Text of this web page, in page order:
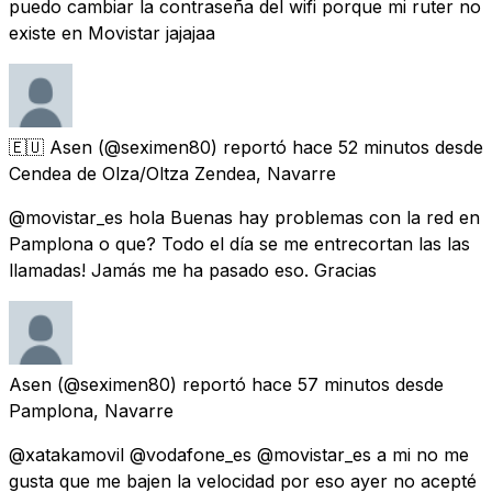
puedo cambiar la contraseña del wifi porque mi ruter no
existe en Movistar jajajaa
🇪🇺 Asen (@seximen80) reportó hace 52 minutos desde
Cendea de Olza/Oltza Zendea, Navarre
@movistar_es hola Buenas hay problemas con la red en
Pamplona o que? Todo el día se me entrecortan las las
llamadas! Jamás me ha pasado eso. Gracias
Asen (@seximen80) reportó hace 57 minutos desde
Pamplona, Navarre
@xatakamovil @vodafone_es @movistar_es a mi no me
gusta que me bajen la velocidad por eso ayer no acepté